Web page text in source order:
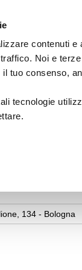
contenuti
Noi e
tuo consenso,
tecnologie
Finanziamenti
2/18
134 - Bologna